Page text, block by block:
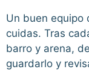
Un buen equipo
cuidas. Tras
barro y arena,
guardarlo y